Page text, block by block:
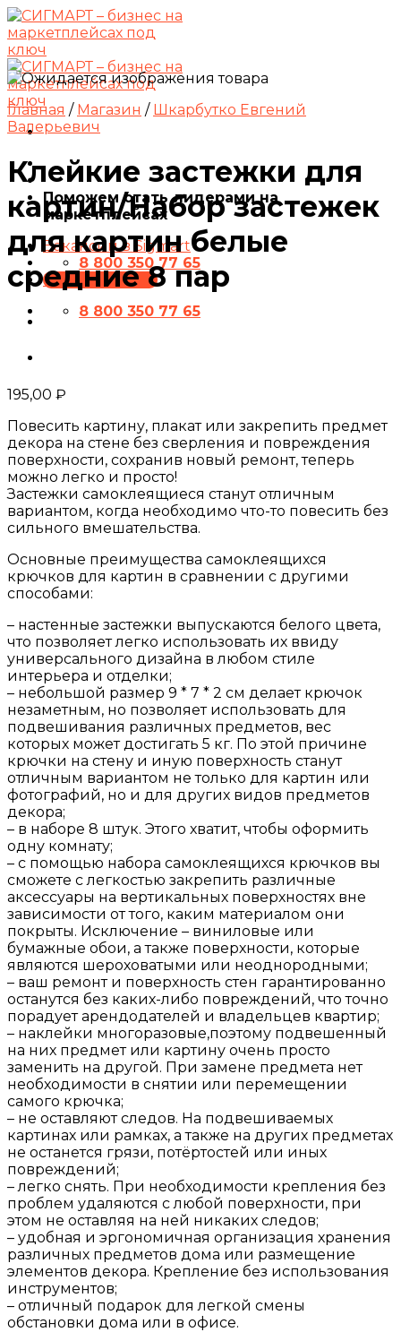
Skip
to
content
Поможем стать лидерами на
маркетплейсах
Вакансии в Sigmart
8 800 350 77 65
ПРЕЗЕНТАЦИЯ
8 800 350 77 65
Главная / Магазин / Шкарбутко Евгений
Валерьевич
Клейкие застежки для
картин/Набор застежек
для картин белые
средние 8 пар
195,00 ₽
Повесить картину, плакат или закрепить предмет
декора на стене без сверления и повреждения
поверхности, сохранив новый ремонт, теперь
можно легко и просто!
Застежки самоклеящиеся станут отличным
вариантом, когда необходимо что-то повесить без
сильного вмешательства.
Основные преимущества самоклеящихся
крючков для картин в сравнении с другими
способами:
– настенные застежки выпускаются белого цвета,
что позволяет легко использовать их ввиду
универсального дизайна в любом стиле
интерьера и отделки;
– небольшой размер 9 * 7 * 2 см делает крючок
незаметным, но позволяет использовать для
подвешивания различных предметов, вес
которых может достигать 5 кг. По этой причине
крючки на стену и иную поверхность станут
отличным вариантом не только для картин или
фотографий, но и для других видов предметов
декора;
– в наборе 8 штук. Этого хватит, чтобы оформить
одну комнату;
– с помощью набора самоклеящихся крючков вы
сможете с легкостью закрепить различные
аксессуары на вертикальных поверхностях вне
зависимости от того, каким материалом они
покрыты. Исключение – виниловые или
бумажные обои, а также поверхности, которые
являются шероховатыми или неоднородными;
– ваш ремонт и поверхность стен гарантированно
останутся без каких-либо повреждений, что точно
порадует арендодателей и владельцев квартир;
– наклейки многоразовые,поэтому подвешенный
на них предмет или картину очень просто
заменить на другой. При замене предмета нет
необходимости в снятии или перемещении
самого крючка;
– не оставляют следов. На подвешиваемых
картинах или рамках, а также на других предметах
не останется грязи, потёртостей или иных
повреждений;
– легко снять. При необходимости крепления без
проблем удаляются с любой поверхности, при
этом не оставляя на ней никаких следов;
– удобная и эргономичная организация хранения
различных предметов дома или размещение
элементов декора. Крепление без использования
инструментов;
– отличный подарок для легкой смены
обстановки дома или в офисе.